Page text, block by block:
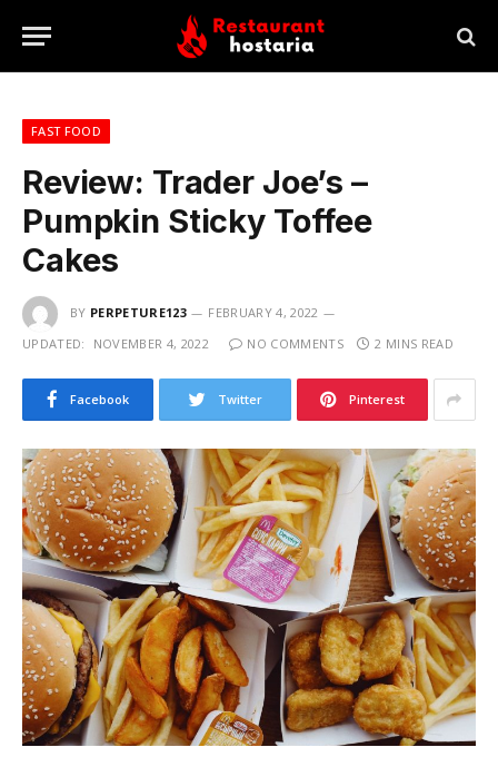
FAST FOOD
Review: Trader Joe’s –
Pumpkin Sticky Toffee
Cakes
BY PERPETURE123
FEBRUARY 4, 2022
UPDATED:
NOVEMBER 4, 2022 NO COMMENTS 2 MINS READ
Facebook Twitter Pinterest